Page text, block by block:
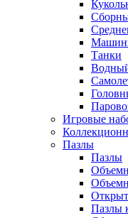
Танки
Игровые
Пазлы
Пазлы
Пазлы